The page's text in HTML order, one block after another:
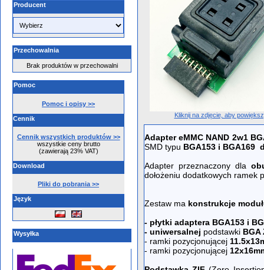
Producent
Przechowalnia
Brak produktów w przechowalni
Pomoc
Pomoc i opisy >>
Cennik
Cennik wszystkich produktów >>
wszystkie ceny brutto
(zawierają 23% VAT)
Download
Pliki do pobrania >>
Język
Wysyłka
Kliknij na zdjęcie, aby
Adapter eMMC NAND 2w1
SMD typu BGA153 i BGA169
Adapter przeznaczony dla
dołożeniu dodatkowych ramek
Zestaw ma konstrukcje
- płytki adaptera BGA153 i
- uniwersalnej podstawki BGA
- ramki pozycjonującej
- ramki pozycjonującej